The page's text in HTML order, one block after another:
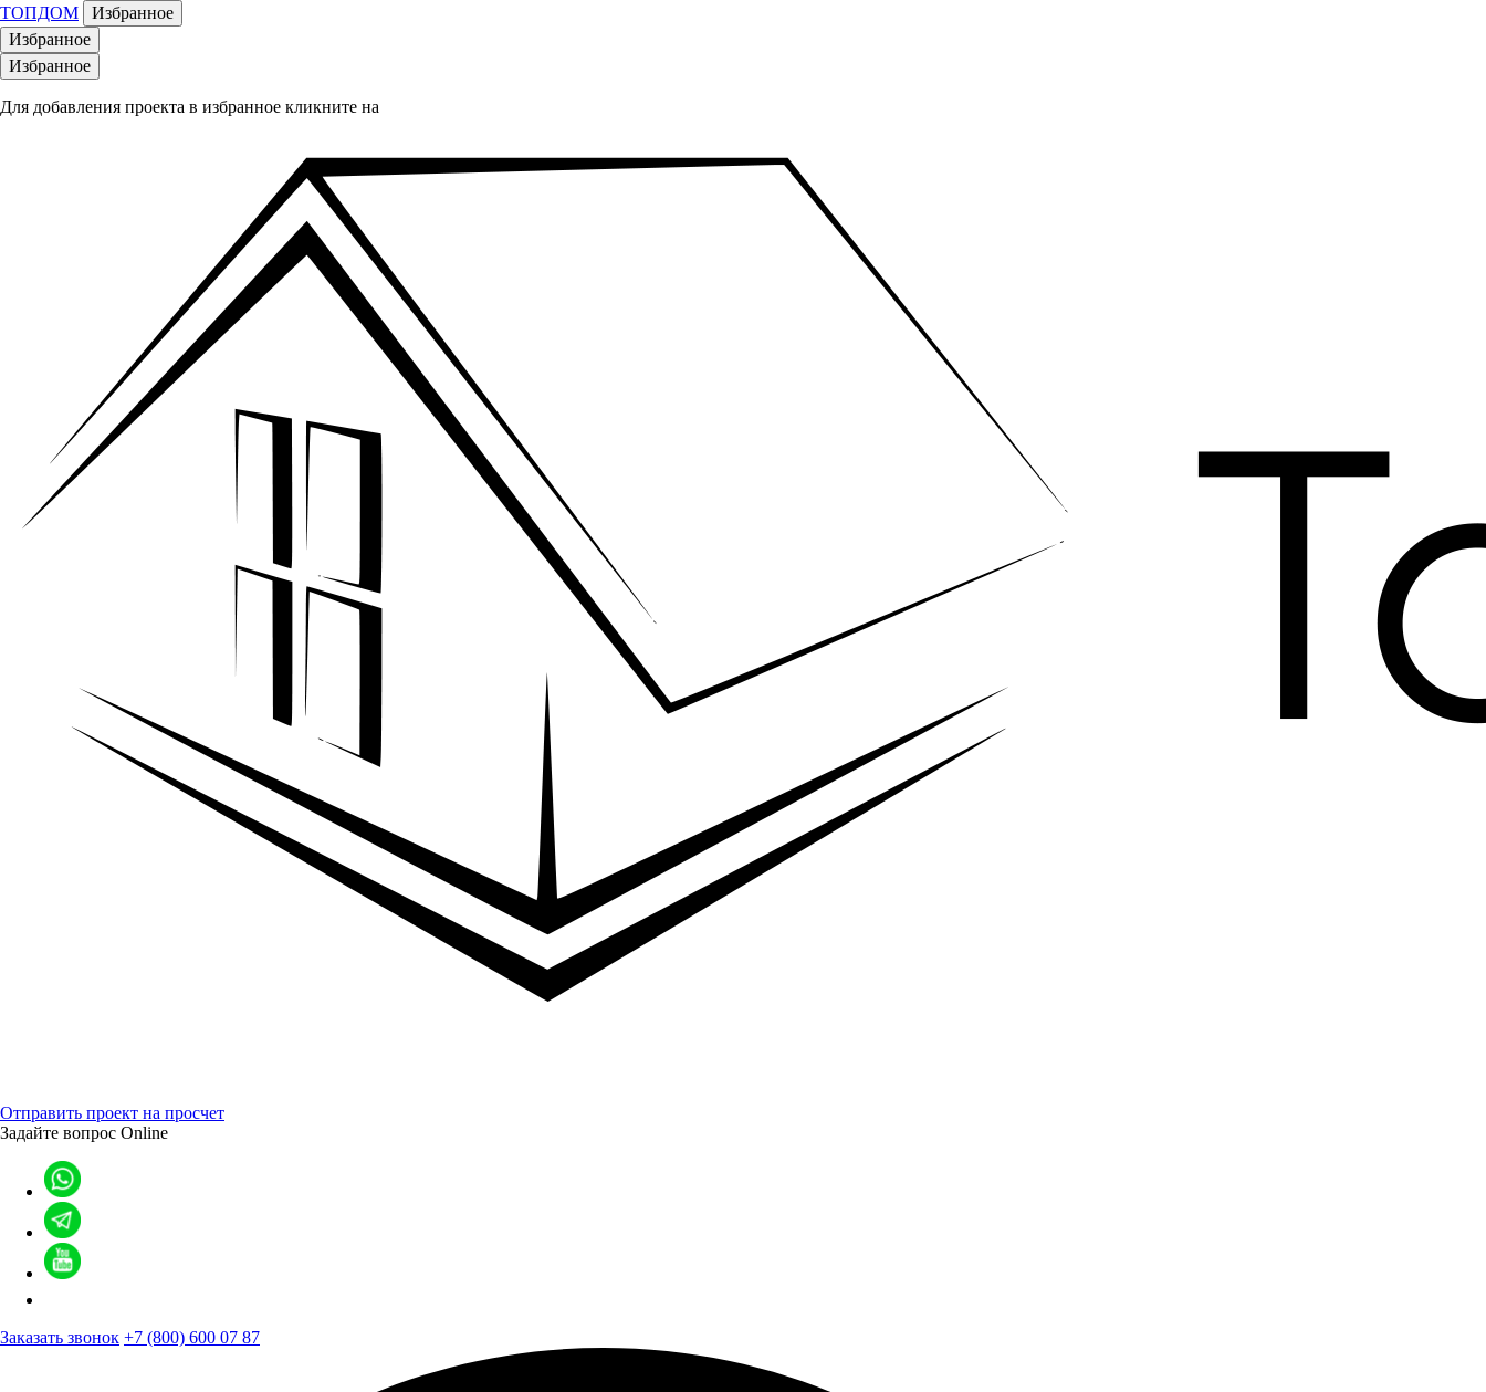
ТОПДОМ
Избранное
Избранное
Избранное
Для добавления проекта в избранное кликните на
Отправить проект на просчет
Задайте вопрос Online
Заказать звонок +7 (800) 600 07 87